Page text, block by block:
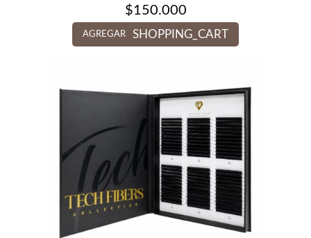
$150.000
AGREGAR SHOPPING_CART